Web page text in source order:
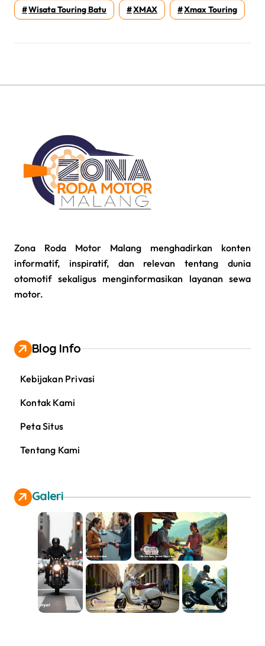
Wisata Touring Batu XMAX Xmax Touring
Zona Roda Motor Malang menghadirkan konten
informatif, inspiratif, dan relevan tentang dunia
otomotif sekaligus menginformasikan layanan sewa
motor.
Blog Info
Kebijakan Privasi
Kontak Kami
Peta Situs
Tentang Kami
Galeri